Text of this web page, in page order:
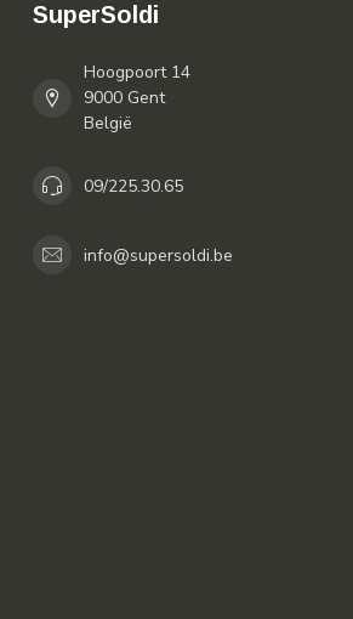
SuperSoldi
Hoogpoort 14
9000 Gent
België
09/225.30.65
info@supersoldi.be